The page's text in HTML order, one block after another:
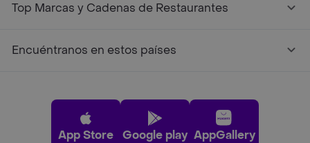
Top Marcas y Cadenas de Restaurantes
Encuéntranos en estos países
App Store Google play AppGallery